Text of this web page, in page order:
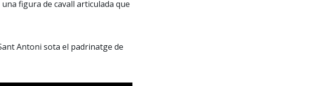
figura de cavall articulada que
Antoni sota el padrinatge de